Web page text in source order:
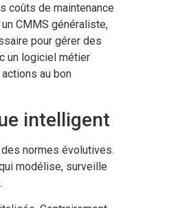
coûts de maintenance
CMMS généraliste,
pour gérer des
un logiciel métier
au bon
intelligent
normes évolutives.
modélise, surveille